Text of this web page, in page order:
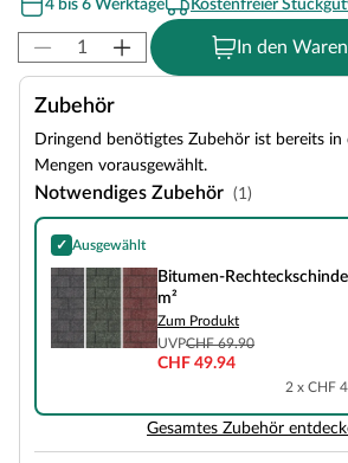
4 bis 6 Werktage
Kostenfreier
In den
Zubehör
Dringend benötigtes Zubehör ist bereits in
Mengen vorausgewählt.
Notwendiges Zubehör (1)
✓ Ausgewählt
Bitumen-Rechteckschindeln in Schwarz, 3 m²
Bitumen-
m²
Zum Produkt
UVPCHF 69.90
CHF 49.94
2 x CHF
Gesamtes Zubehör